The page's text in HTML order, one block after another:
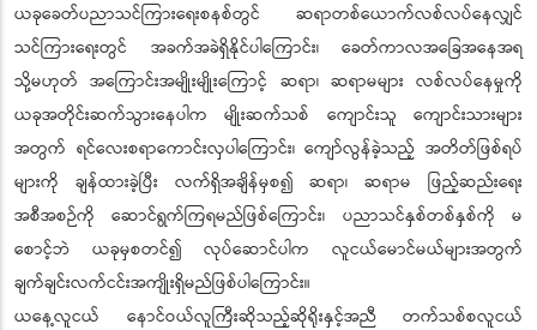
ယခုခေတ်ပညာသင်ကြားရေးစနစ်တွင် ဆရာတစ်ယောက်လစ်လပ်နေလျှင်
သင်ကြားရေးတွင် အခက်အခဲရှိနိုင်ပါကြောင်း၊ ခေတ်ကာလအခြေအနေအရ
သို့မဟုတ် အကြောင်းအမျိုးမျိုးကြောင့် ဆရာ၊ ဆရာမများ လစ်လပ်နေမှုကို
ယခုအတိုင်းဆက်သွားနေပါက မျိုးဆက်သစ် ကျောင်းသူ ကျောင်းသားများ
အတွက် ရင်လေးစရာကောင်းလှပါကြောင်း၊ ကျော်လွန်ခဲ့သည့် အတိတ်ဖြစ်ရပ်
များကို ချန်ထားခဲ့ပြီး လက်ရှိအချိန်မှစ၍ ဆရာ၊ ဆရာမ ဖြည့်ဆည်းရေး
အစီအစဉ်ကို ဆောင်ရွက်ကြရမည်ဖြစ်ကြောင်း၊ ပညာသင်နှစ်တစ်နှစ်ကို မ
စောင့်ဘဲ ယခုမှစတင်၍ လုပ်ဆောင်ပါက လူငယ်မောင်မယ်များအတွက်
ချက်ချင်းလက်ငင်းအကျိုးရှိမည်ဖြစ်ပါကြောင်း။
ယနေ့လူငယ် နောင်ဝယ်လူကြီးဆိုသည့်ဆိုရိုးနှင့်အညီ တက်သစ်စလူငယ်